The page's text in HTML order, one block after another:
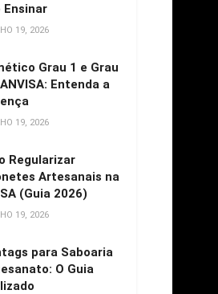
Ensinar
19, 2026
Grau 1 e Grau
Entenda a
19, 2026
Regularizar
Artesanais na
(Guia 2026)
19, 2026
para Saboaria
O Guia